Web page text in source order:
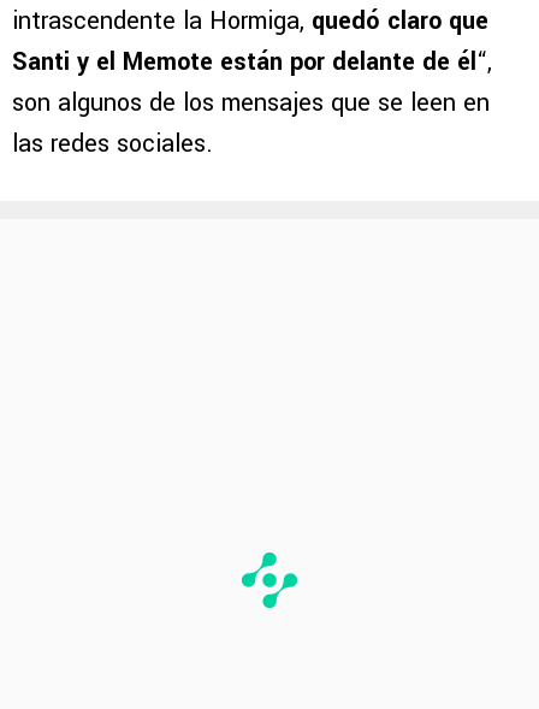
intrascendente la Hormiga, quedó claro que
Santi y el Memote están por delante de él“,
son algunos de los mensajes que se leen en
las redes sociales.